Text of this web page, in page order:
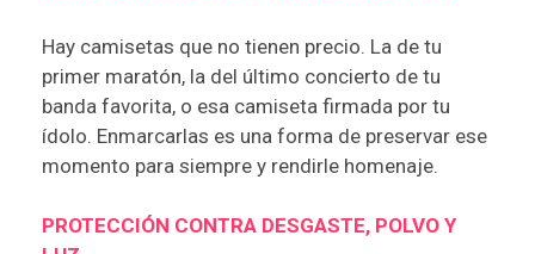
Hay camisetas que no tienen precio. La de tu
primer maratón, la del último concierto de tu
banda favorita, o esa camiseta firmada por tu
ídolo. Enmarcarlas es una forma de preservar ese
momento para siempre y rendirle homenaje.
PROTECCIÓN CONTRA DESGASTE, POLVO Y